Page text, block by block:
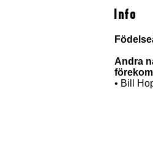
Info
Andra
• Bill